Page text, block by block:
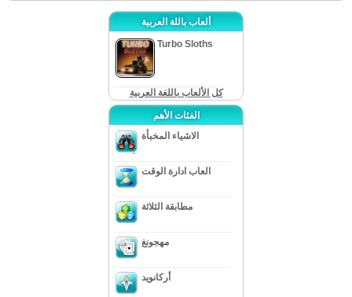
ألعاب باللة العربية
Turbo Sloths
كل الألعاب باللغة العربية
الفئات الأهم
الاشياء المخبأة
العاب ادارة الوقت
مطابقة الثلاثة
مهجونغ
أركانويد